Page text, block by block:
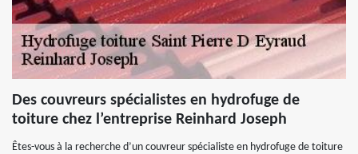
Des couvreurs spécialistes en hydrofuge de
toiture chez l’entreprise Reinhard Joseph
Êtes-vous à la recherche d’un couvreur spécialiste en hydrofuge de toiture